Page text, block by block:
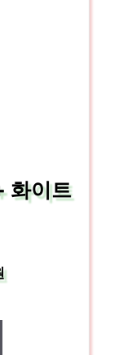
화이트